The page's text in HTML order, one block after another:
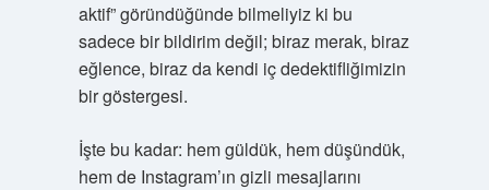
aktif” göründüğünde bilmeliyiz ki bu
sadece bir bildirim değil; biraz merak, biraz
eğlence, biraz da kendi iç dedektifliğimizin
bir göstergesi.
İşte bu kadar: hem güldük, hem düşündük,
hem de Instagram’ın gizli mesajlarını